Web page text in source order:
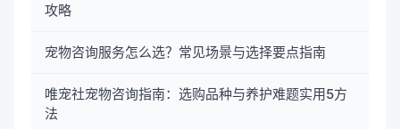
攻略
宠物咨询服务怎么选？常见场景与选择要点指南
唯宠社宠物咨询指南：选购品种与养护难题实用5方
法